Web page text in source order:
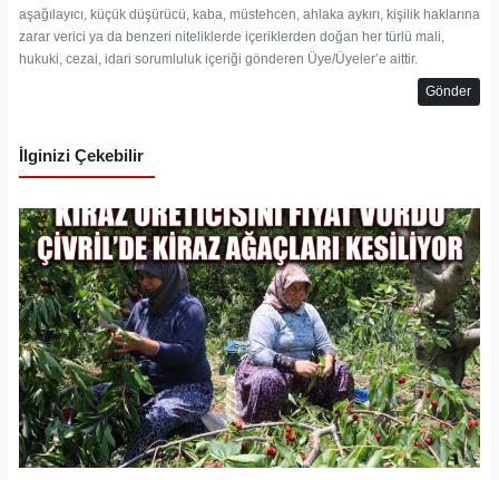
aşağılayıcı, küçük düşürücü, kaba, müstehcen, ahlaka aykırı, kişilik haklarına
zarar verici ya da benzeri niteliklerde içeriklerden doğan her türlü mali,
hukuki, cezai, idari sorumluluk içeriği gönderen Üye/Üyeler’e aittir.
Gönder
İlginizi Çekebilir